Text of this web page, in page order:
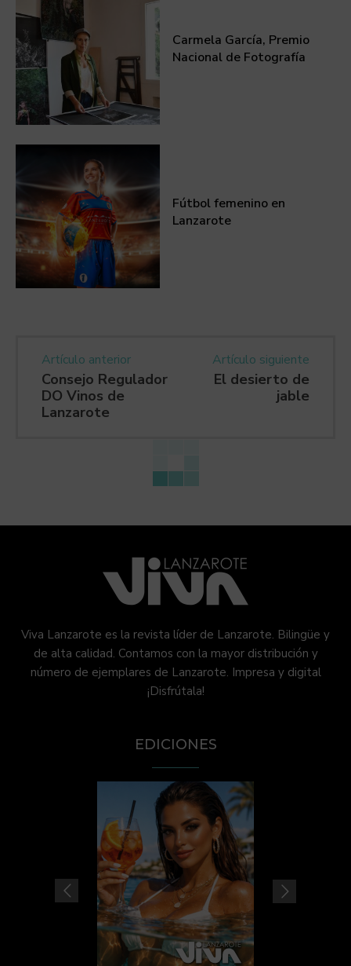
Carmela García, Premio
Nacional de Fotografía
Fútbol femenino en
Lanzarote
Artículo anterior
Consejo Regulador
DO Vinos de
Lanzarote
Artículo siguiente
El desierto de
jable
Viva Lanzarote es la revista líder de Lanzarote. Bilingüe y
de alta calidad. Contamos con la mayor distribución y
número de ejemplares de Lanzarote. Impresa y digital
¡Disfrútala!
EDICIONES